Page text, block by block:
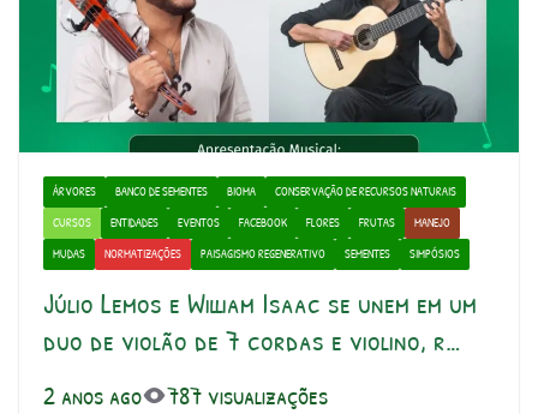
ÁRVORES BANCO DE SEMENTES BIOMA
CONSERVAÇÃO DE RECURSOS NATURAIS
CURSOS
ENTIDADES EVENTOS FACEBOOK FLORES FRUTAS
MANEJO
MUDAS
NORMATIZAÇÕES PAISAGISMO REGENERATIVO SEMENTES SIMPÓSIOS
Júlio Lemos e William Isaac se unem em um
duo de violão de 7 cordas e violino, r…
2 anos ago 787 visualizações